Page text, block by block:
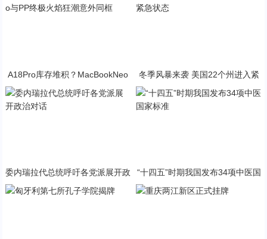
A18Pro库存堆积？MacBookNeo
冬季风暴来袭 美国22个州进入紧
委内瑞拉代总统呼吁各党派展开政
治对话
“十四五”时期我国发布34项中医国
家标准